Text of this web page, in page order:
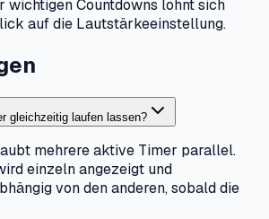
wichtigen Countdowns lohnt sich
auf die Lautstärkeeinstellung.
gleichzeitig laufen lassen?
mehrere aktive Timer parallel.
einzeln angezeigt und
von den anderen, sobald die